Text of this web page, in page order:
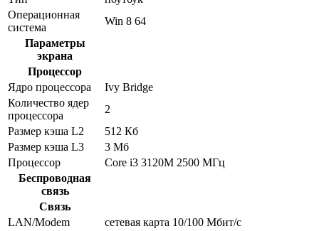
Операционная
система
Win 8 64
Параметры
экрана
Процессор
Ядро процессора
Ivy Bridge
Количество ядер
процессора
2
Размер кэша L2
512 Кб
Размер кэша L3
3 Мб
Процессор
Core i3 3120M 2500 МГц
Беспроводная
связь
Связь
LAN/Modem
сетевая карта 10/100 Мбит/c